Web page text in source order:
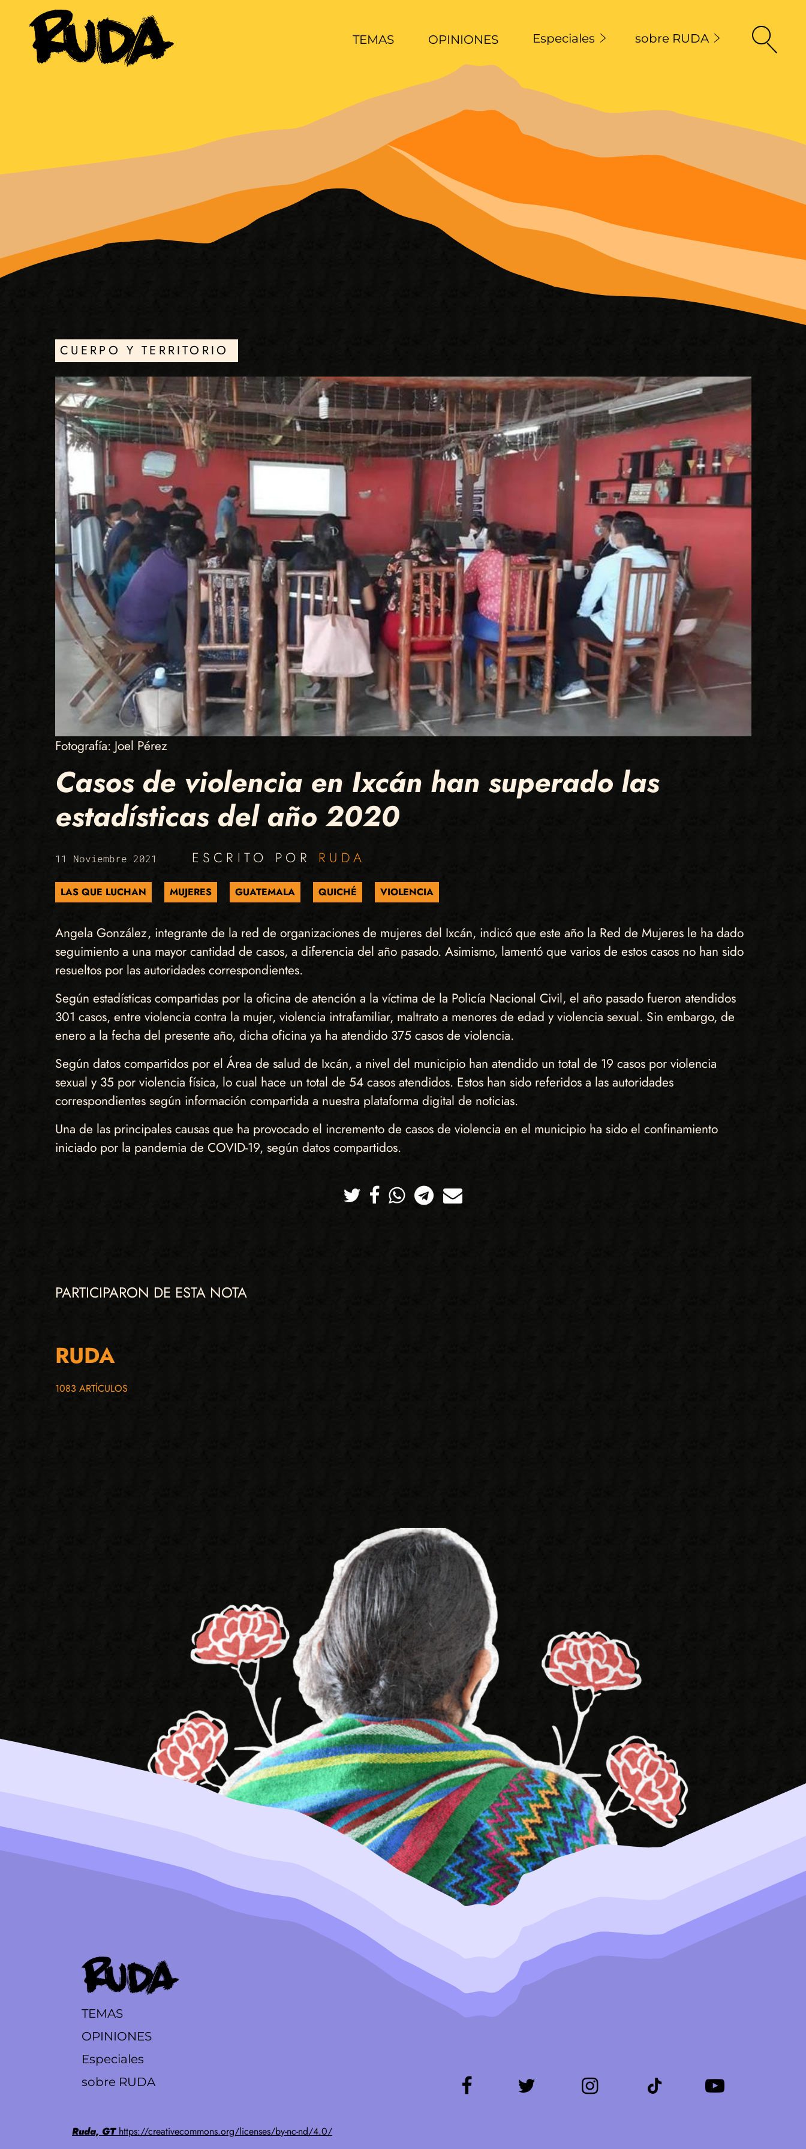
TEMAS OPINIONES Especiales sobre RUDA
CUERPO Y TERRITORIO
Fotografía: Joel Pérez
Casos de violencia en Ixcán han superado las
estadísticas del año 2020
11 Noviembre 2021 ESCRITO POR RUDA
LAS QUE LUCHAN MUJERES GUATEMALA QUICHÉ VIOLENCIA
Angela González, integrante de la red de organizaciones de mujeres del Ixcán, indicó que este año la Red de Mujeres le ha dado
seguimiento a una mayor cantidad de casos, a diferencia del año pasado. Asimismo, lamentó que varios de estos casos no han sido
resueltos por las autoridades correspondientes.
Según estadísticas compartidas por la oficina de atención a la víctima de la Policía Nacional Civil, el año pasado fueron atendidos
301 casos, entre violencia contra la mujer, violencia intrafamiliar, maltrato a menores de edad y violencia sexual. Sin embargo, de
enero a la fecha del presente año, dicha oficina ya ha atendido 375 casos de violencia.
Según datos compartidos por el Área de salud de Ixcán, a nivel del municipio han atendido un total de 19 casos por violencia
sexual y 35 por violencia física, lo cual hace un total de 54 casos atendidos. Estos han sido referidos a las autoridades
correspondientes según información compartida a nuestra plataforma digital de noticias.
Una de las principales causas que ha provocado el incremento de casos de violencia en el municipio ha sido el confinamiento
iniciado por la pandemia de COVID-19, según datos compartidos.
TwitterFacebookWhatsappTelegramCorreo
PARTICIPARON DE ESTA NOTA
RUDA
1083 ARTÍCULOS
TEMAS
OPINIONES
Especiales
sobre RUDA
Ruda, GT https://creativecommons.org/licenses/by-nc-nd/4.0/